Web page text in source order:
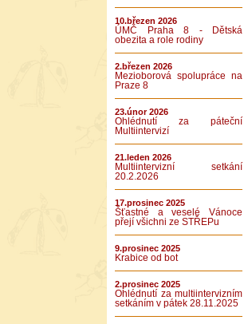
10.březen 2026
ÚMČ Praha 8 - Dětská
obezita a role rodiny
2.březen 2026
Mezioborová spolupráce na
Praze 8
23.únor 2026
Ohlédnutí za páteční
Multiintervizí
21.leden 2026
Multiintervizní setkání
20.2.2026
17.prosinec 2025
Šťastné a veselé Vánoce
přejí všichni ze STŘEPu
9.prosinec 2025
Krabice od bot
2.prosinec 2025
Ohlédnutí za multiintervizním
setkáním v pátek 28.11.2025